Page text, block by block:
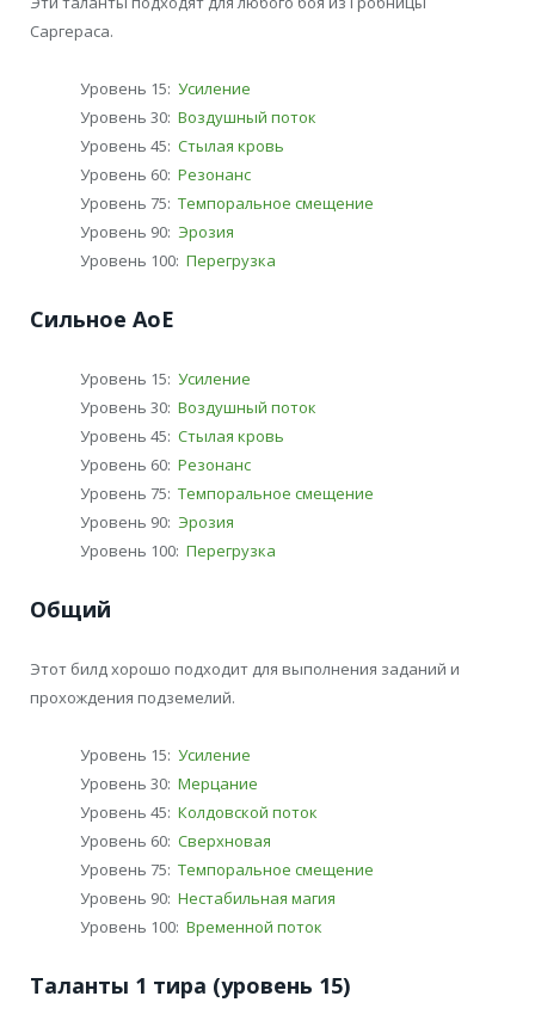
Саргераса.
Уровень 15: Усиление
Уровень 30: Воздушный поток
Уровень 45: Стылая кровь
Уровень 60: Резонанс
Уровень 75: Темпоральное смещение
Уровень 90: Эрозия
Уровень 100: Перегрузка
Сильное АоЕ
Уровень 15: Усиление
Уровень 30: Воздушный поток
Уровень 45: Стылая кровь
Уровень 60: Резонанс
Уровень 75: Темпоральное смещение
Уровень 90: Эрозия
Уровень 100: Перегрузка
Общий
Этот билд хорошо подходит для выполнения заданий и
прохождения подземелий.
Уровень 15: Усиление
Уровень 30: Мерцание
Уровень 45: Колдовской поток
Уровень 60: Сверхновая
Уровень 75: Темпоральное смещение
Уровень 90: Нестабильная магия
Уровень 100: Временной поток
Таланты 1 тира (уровень 15)